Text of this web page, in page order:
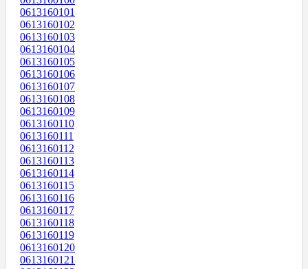
0613160101
0613160102
0613160103
0613160104
0613160105
0613160106
0613160107
0613160108
0613160109
0613160110
0613160111
0613160112
0613160113
0613160114
0613160115
0613160116
0613160117
0613160118
0613160119
0613160120
0613160121